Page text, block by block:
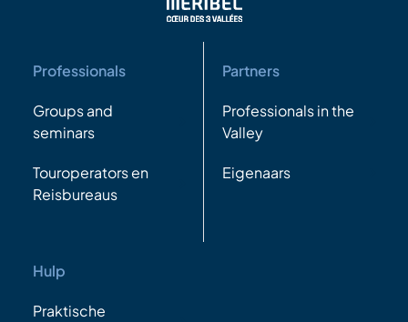
Professionals
Groups and
seminars
Touroperators en
Reisbureaus
Partners
Professionals in the
Valley
Eigenaars
Hulp
Praktische